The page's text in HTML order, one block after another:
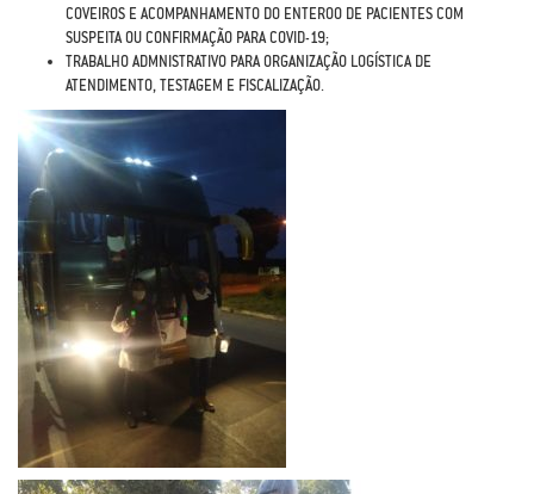
COVEIROS E ACOMPANHAMENTO DO ENTEROO DE PACIENTES COM
SUSPEITA OU CONFIRMAÇÃO PARA COVID-19;
TRABALHO ADMNISTRATIVO PARA ORGANIZAÇÃO LOGÍSTICA DE
ATENDIMENTO, TESTAGEM E FISCALIZAÇÃO.